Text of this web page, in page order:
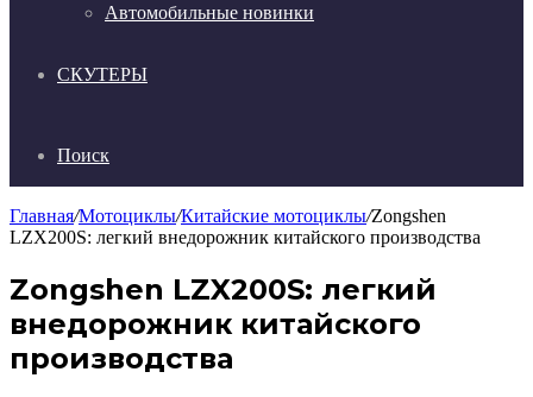
Автомобильные новинки
СКУТЕРЫ
Поиск
Главная/Мотоциклы/Китайские мотоциклы/Zongshen
LZX200S: легкий внедорожник китайского производства
Zongshen LZX200S: легкий
внедорожник китайского
производства